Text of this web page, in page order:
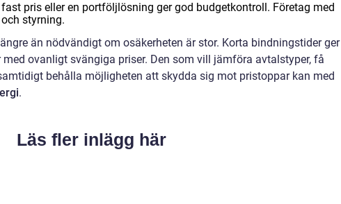
pris eller en portföljlösning ger god budgetkontroll. Företag med
styrning.
än nödvändigt om osäkerheten är stor. Korta bindningstider ger
ovanligt svängiga priser. Den som vill jämföra avtalstyper, få
behålla möjligheten att skydda sig mot pristoppar kan med
.
Läs fler inlägg här